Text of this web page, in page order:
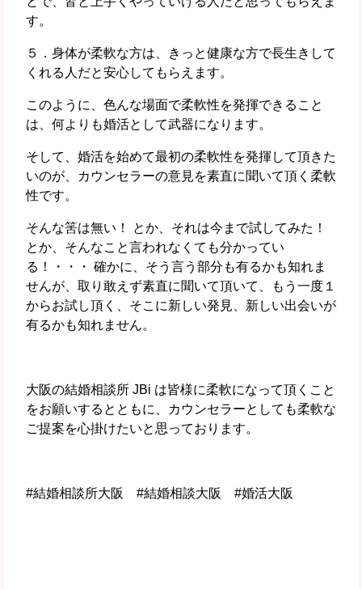
す。
５．身体が柔軟な方は、きっと健康な方で長生きして
くれる人だと安心してもらえます。
このように、色んな場面で柔軟性を発揮できること
は、何よりも婚活として武器になります。
そして、婚活を始めて最初の柔軟性を発揮して頂きた
いのが、カウンセラーの意見を素直に聞いて頂く柔軟
性です。
そんな筈は無い！ とか、それは今まで試してみた！
とか、そんなこと言われなくても分かってい
る！・・・ 確かに、そう言う部分も有るかも知れま
せんが、取り敢えず素直に聞いて頂いて、もう一度１
からお試し頂く、そこに新しい発見、新しい出会いが
有るかも知れません。
大阪の結婚相談所 JBi は皆様に柔軟になって頂くこと
をお願いするとともに、カウンセラーとしても柔軟な
ご提案を心掛けたいと思っております。
#結婚相談所大阪 #結婚相談大阪 #婚活大阪